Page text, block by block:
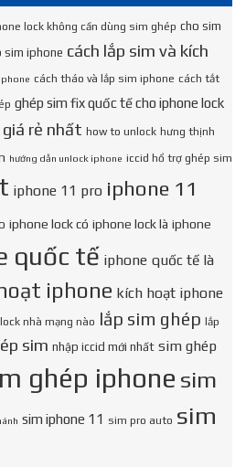
lock không cần dùng sim ghép cho sim
sim iphone cách lắp sim và kích
cách tháo và lắp sim iphone cách tắt
ghép sim fix quốc tế cho iphone lock
giá rẻ nhất how to unlock hưng thịnh
hướng dẫn unlock iphone iccid hổ trợ ghép sim
iphone 11 pro iphone 11
iphone lock có iphone lock là iphone
quốc tế iphone quốc tế là
iphone kích hoạt iphone
lock nhà mạng nào lắp sim ghép lắp
sim nhập iccid mới nhất sim ghép
ghép iphone sim
sim iphone 11 sim pro auto sim